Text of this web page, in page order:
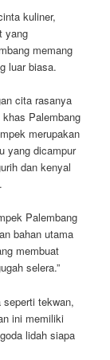
kuliner,
yang
memang
luar biasa.
cita rasanya
Palembang
merupakan
yang dicampur
dan kenyal
Palembang
bahan utama
membuat
selera.”
tekwan,
ini memiliki
lidah siapa